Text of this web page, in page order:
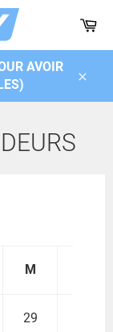
AVOIR
M
29